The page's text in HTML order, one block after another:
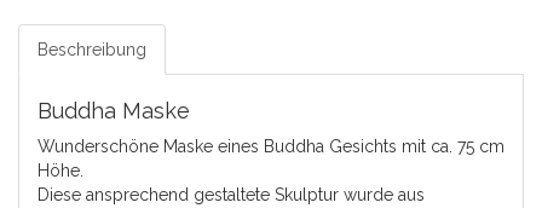
Beschreibung
Buddha Maske
Wunderschöne Maske eines Buddha Gesichts mit ca. 75 cm
Höhe.
Diese ansprechend gestaltete Skulptur wurde aus